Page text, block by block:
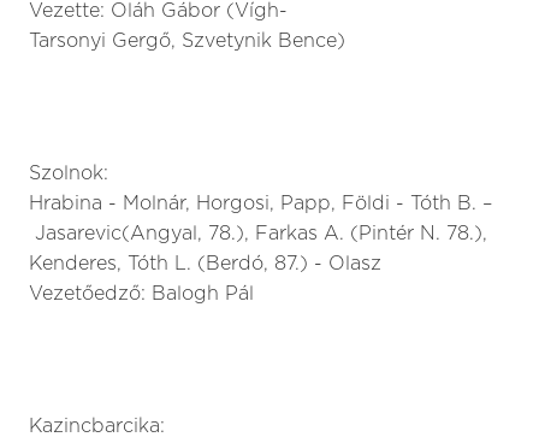
Vezette: Oláh Gábor (Vígh-
Tarsonyi Gergő, Szvetynik Bence)
Szolnok:
Hrabina - Molnár, Horgosi, Papp, Földi - Tóth B. –
Jasarevic(Angyal, 78.), Farkas A. (Pintér N. 78.),
Kenderes, Tóth L. (Berdó, 87.) - Olasz
Vezetőedző: Balogh Pál
Kazincbarcika: